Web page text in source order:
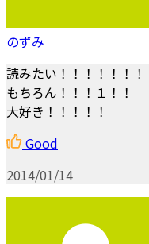
のずみ
読みたい！！！！！！！
もちろん！！！１！！
大好き！！！！！
Good
2014/01/14